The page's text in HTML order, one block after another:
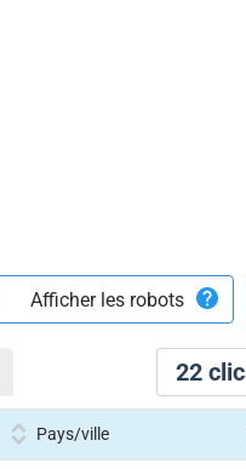
22
Afficher les robots
Pays/ville